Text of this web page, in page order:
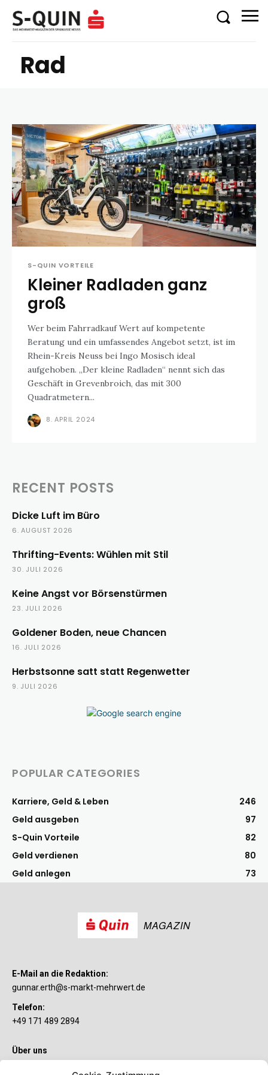
Rad
S-QUIN VORTEILE
Kleiner Radladen ganz
groß
Wer beim Fahrradkauf Wert auf kompetente
Beratung und ein umfassendes Angebot setzt, ist im
Rhein-Kreis Neuss bei Ingo Mosisch ideal
aufgehoben. „Der kleine Radladen“ nennt sich das
Geschäft in Grevenbroich, das mit 300
Quadratmetern...
8. APRIL 2024
RECENT POSTS
Dicke Luft im Büro
6. AUGUST 2026
Thrifting-Events: Wühlen mit Stil
30. JULI 2026
Keine Angst vor Börsenstürmen
23. JULI 2026
Goldener Boden, neue Chancen
16. JULI 2026
Herbstsonne satt statt Regenwetter
9. JULI 2026
POPULAR CATEGORIES
Karriere, Geld & Leben
246
Geld ausgeben
97
S-Quin Vorteile
82
Geld verdienen
80
Geld anlegen
73
MAGAZIN
E-Mail an die Redaktion:
gunnar.erth@s-markt-mehrwert.de
Telefon:
+49 171 489 2894
Über uns